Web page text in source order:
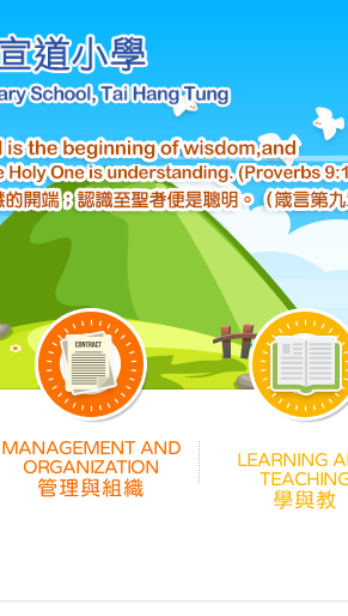
管理與組織
學與教